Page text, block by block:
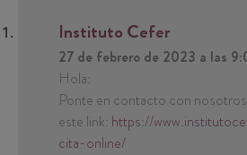
Instituto Cefer
27 de febrero de 2023 a las
Hola:
Ponte en contacto con
este link: https://
cita-online/